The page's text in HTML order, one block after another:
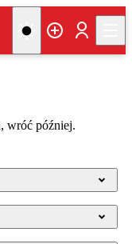
wróć później.